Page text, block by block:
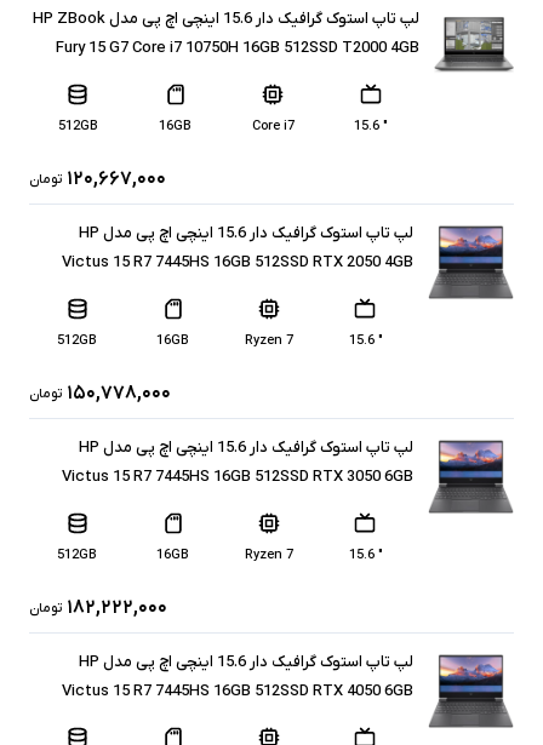
لپ تاپ استوک گرافیک دار 15.6 اینچی اچ پی مدل HP ZBook
Fury 15 G7 Core i7 10750H 16GB 512SSD T2000 4GB
" 15.6
Core i7
16GB
512GB
۱۲۰,۶۶۷,۰۰۰ تومان
لپ تاپ استوک گرافیک دار 15.6 اینچی اچ پی مدل HP
Victus 15 R7 7445HS 16GB 512SSD RTX 2050 4GB
" 15.6
Ryzen 7
16GB
512GB
۱۵۰,۷۷۸,۰۰۰ تومان
لپ تاپ استوک گرافیک دار 15.6 اینچی اچ پی مدل HP
Victus 15 R7 7445HS 16GB 512SSD RTX 3050 6GB
" 15.6
Ryzen 7
16GB
512GB
۱۸۲,۲۲۲,۰۰۰ تومان
لپ تاپ استوک گرافیک دار 15.6 اینچی اچ پی مدل HP
Victus 15 R7 7445HS 16GB 512SSD RTX 4050 6GB